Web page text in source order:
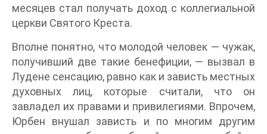
месяцев стал получать доход с коллегиальной
церкви Святого Креста.
Вполне понятно, что молодой человек — чужак,
получивший две такие бенефиции, — вызвал в
Лудене сенсацию, равно как и зависть местных
духовных лиц, которые считали, что он
завладел их правами и привилегиями. Впрочем,
Юрбен внушал зависть и по многим другим